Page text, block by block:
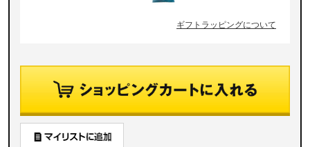
ギフトラッピングについて